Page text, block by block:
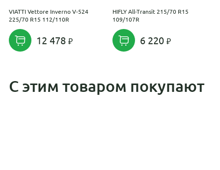
VIATTI Vettore Inverno V-524
225/70 R15 112/110R
12 478
HIFLY All-Transit 215/70 R15
109/107R
6 220
С этим товаром покупают